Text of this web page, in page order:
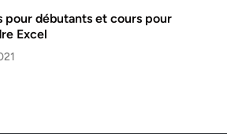
pour débutants et cours pour
Excel